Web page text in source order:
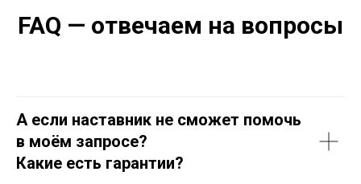
FAQ — отвечаем на вопросы
А если наставник не сможет помочь
в моём запросе?
Какие есть гарантии?